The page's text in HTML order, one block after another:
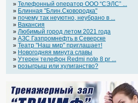
» Телефонный оператор OOO “СЭЛС” ...
» Блинная "Блин.Сковородка"
» почему так неуютно, неубрано в ...
» Вакансия
» Любимый город летом 2021 года
» АЗС Газпромнефть в Северске
» Театр "Наш мир" приглашает!
» Новогодняя минута славы
» Утерен телефон Redmi note 8 pr ...
» розыгрыш или хулиганство?